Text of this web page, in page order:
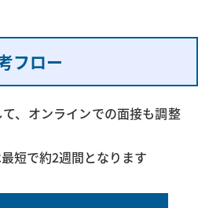
フロー
、オンラインでの面接も調整
短で約2週間となります